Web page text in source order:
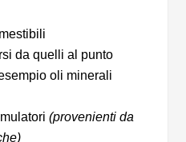
da quelli al punto
oli minerali
(provenienti da